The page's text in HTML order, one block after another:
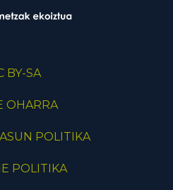
BY-SA
OHARRA
POLITIKA
POLITIKA